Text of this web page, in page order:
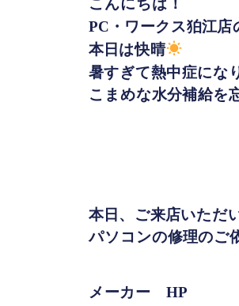
こんにちは！
PC・ワークス狛江店
本日は快晴
暑すぎて熱中症にな
こまめな水分補給を
本日、ご来店いただ
パソコンの修理のご
メーカー HP